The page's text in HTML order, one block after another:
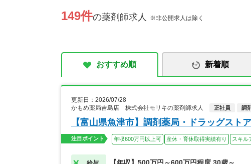
149件の薬剤師求人 ※非公開求人は除く
おすすめ順 新着順
更新日：2026/07/28
かもめ薬局吉島店 株式会社モリキの薬剤師求人
正社員 調
【富山県魚津市】調剤薬局・ドラッグスト
注目ポイント 年収600万円以上可 産休・育休取得実績有り スキル